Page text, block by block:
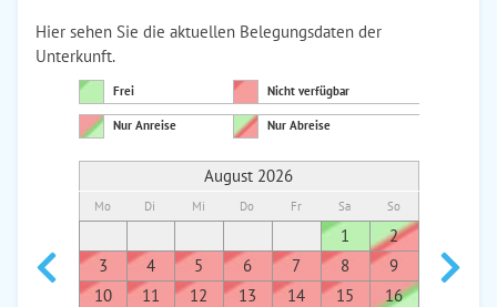
Hier sehen Sie die aktuellen Belegungsdaten der
Unterkunft.
Frei Nicht verfügbar
Nur Anreise Nur Abreise
August 2026
Mo Di Mi Do Fr Sa So
1
2
3
4 5 6 7 8
9
10
11 12 13 14 15
16
7